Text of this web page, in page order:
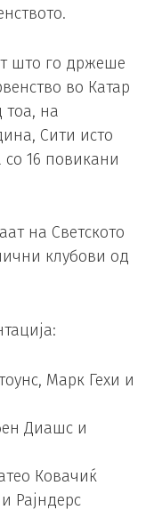
што го држеше
во Катар
тоа, на
Сити исто
16 повикани
на Светското
клубови од
Марк Гехи и
Диашс и
Ковачиќ
Рајндерс